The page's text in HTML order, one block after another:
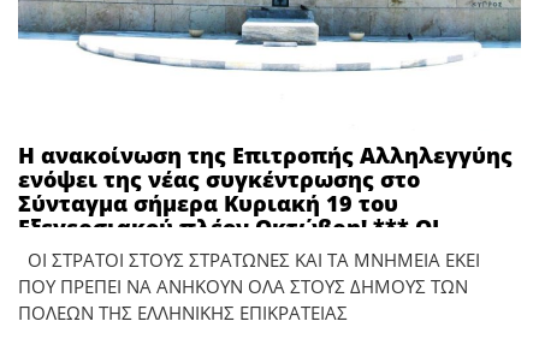
Η ανακοίνωση της Επιτροπής Αλληλεγγύης
ενόψει της νέας συγκέντρωσης στο
Σύνταγμα σήμερα Κυριακή 19 του
Εξεγερσιακού πλέον Οκτώβρη! *** ΟΙ
ΣΤΡΑΤΟΙ ΣΤΟΥΣ ΣΤΡΑΤΩΝΕΣ ΚΑΙ ΤΑ ΜΝΗΜΕΙΑ
ΕΚΕΙ ΠΟΥ ΠΡΕΠΕΙ ΝΑ ΑΝΗΚΟΥΝ ΟΛΑ ΣΤΟΥΣ
ΔΗΜΟΥΣ ΤΩΝ ΠΟΛΕΩΝ ΤΗΣ ΕΛΛΗΝΙΚΗΣ
ΕΠΙΚΡΑΤΕΙΑΣ *** {ΑνΚ}
ΟΙ ΣΤΡΑΤΟΙ ΣΤΟΥΣ ΣΤΡΑΤΩΝΕΣ ΚΑΙ ΤΑ ΜΝΗΜΕΙΑ ΕΚΕΙ
ΠΟΥ ΠΡΕΠΕΙ ΝΑ ΑΝΗΚΟΥΝ ΟΛΑ ΣΤΟΥΣ ΔΗΜΟΥΣ ΤΩΝ
ΠΟΛΕΩΝ ΤΗΣ ΕΛΛΗΝΙΚΗΣ ΕΠΙΚΡΑΤΕΙΑΣ